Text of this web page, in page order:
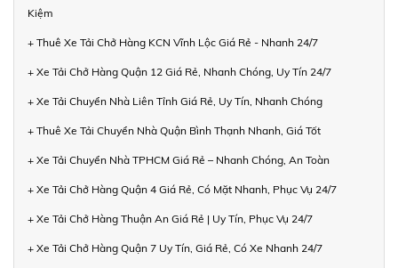
Kiệm
+ Thuê Xe Tải Chở Hàng KCN Vĩnh Lộc Giá Rẻ - Nhanh 24/7
+ Xe Tải Chở Hàng Quận 12 Giá Rẻ, Nhanh Chóng, Uy Tín 24/7
+ Xe Tải Chuyển Nhà Liên Tỉnh Giá Rẻ, Uy Tín, Nhanh Chóng
+ Thuê Xe Tải Chuyển Nhà Quận Bình Thạnh Nhanh, Giá Tốt
+ Xe Tải Chuyển Nhà TPHCM Giá Rẻ – Nhanh Chóng, An Toàn
+ Xe Tải Chở Hàng Quận 4 Giá Rẻ, Có Mặt Nhanh, Phục Vụ 24/7
+ Xe Tải Chở Hàng Thuận An Giá Rẻ | Uy Tín, Phục Vụ 24/7
+ Xe Tải Chở Hàng Quận 7 Uy Tín, Giá Rẻ, Có Xe Nhanh 24/7